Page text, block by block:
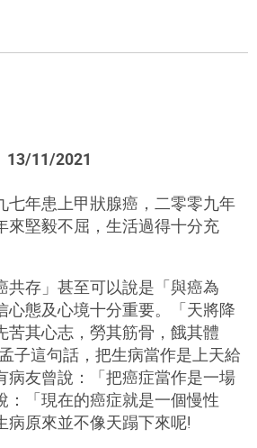
13/11/2021
七年患上甲狀腺癌，二零零九年
來堅毅不屈，生活過得十分充
共存」甚至可以說是「與癌為
心態及心境十分重要。「天將降
苦其心志，勞其筋骨，餓其體
子這句話，把生病當作是上天給
病友曾說：「把癌症當作是一場
：「現在的癌症就是一個慢性
病原來並不像天蹋下來呢!